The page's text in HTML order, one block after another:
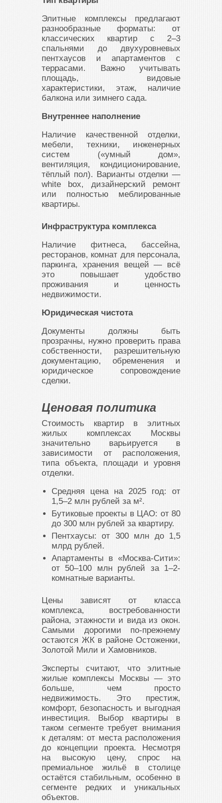
Элитные комплексы предлагают
разнообразные форматы: от
классических квартир с 2–3
спальнями до двухуровневых
пентхаусов и апартаментов с
террасами. Важно учитывать
площадь, видовые
характеристики, этаж, наличие
балкона или зимнего сада.
Внутреннее наполнение
Наличие качественной отделки,
мебели, техники, инженерных
систем («умный дом»,
вентиляция, кондиционирование,
тёплый пол). Варианты отделки —
white box, дизайнерский ремонт
или полностью меблированные
квартиры.
Инфраструктура комплекса
Наличие фитнеса, бассейна,
ресторанов, комнат для персонала,
паркинга, хранения вещей — всё
это повышает удобство
проживания и ценность
недвижимости.
Юридическая чистота
Документы должны быть
прозрачны, нужно проверить права
собственности, разрешительную
документацию, обременения и
юридическое сопровождение
сделки.
Ценовая политика
Стоимость квартир в элитных
жилых комплексах Москвы
значительно варьируется в
зависимости от расположения,
типа объекта, площади и уровня
отделки.
Средняя цена на 2025 год: от
1,5–2 млн рублей за м².
Бутиковые проекты в ЦАО: от 80
до 300 млн рублей за квартиру.
Пентхаусы: от 300 млн до 1,5
млрд рублей.
Апартаменты в «Москва-Сити»:
от 50–100 млн рублей за 1–2-
комнатные варианты.
Цены зависят от класса
комплекса, востребованности
района, этажности и вида из окон.
Самыми дорогими по-прежнему
остаются ЖК в районе Остоженки,
Золотой Мили и Хамовников.
Эксперты считают, что элитные
жилые комплексы Москвы — это
больше, чем просто
недвижимость. Это престиж,
комфорт, безопасность и выгодная
инвестиция. Выбор квартиры в
таком сегменте требует внимания
к деталям: от места расположения
до концепции проекта. Несмотря
на высокую цену, спрос на
премиальное жильё в столице
остаётся стабильным, особенно в
сегменте редких и уникальных
объектов.